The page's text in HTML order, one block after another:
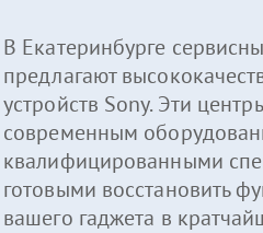
В Екатеринбурге
предлагают
устройств Sony. Эти
современным
квалифицированными
готовыми восстановить
вашего гаджета в